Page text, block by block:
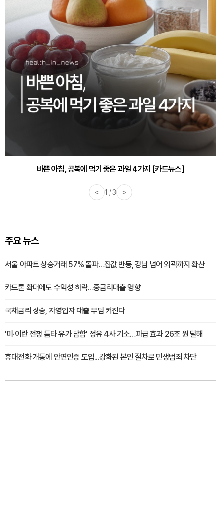
바쁜 아침, 공복에 먹기 좋은 과일 4가지 [카드뉴스]
< 1 / 3 >
주요 뉴스
서울 아파트 상승거래 57% 돌파…집값 반등, 강남 넘어 외곽까지 확산
카드론 확대에도 수익성 하락…중금리대출 영향
국채금리 상승, 자영업자 대출 부담 커진다
'미·이란 전쟁 틈타 유가 담합' 정유 4사 기소…파급 효과 26조 원 달해
휴대전화 개통에 안면인증 도입...강화된 본인 절차로 민생범죄 차단